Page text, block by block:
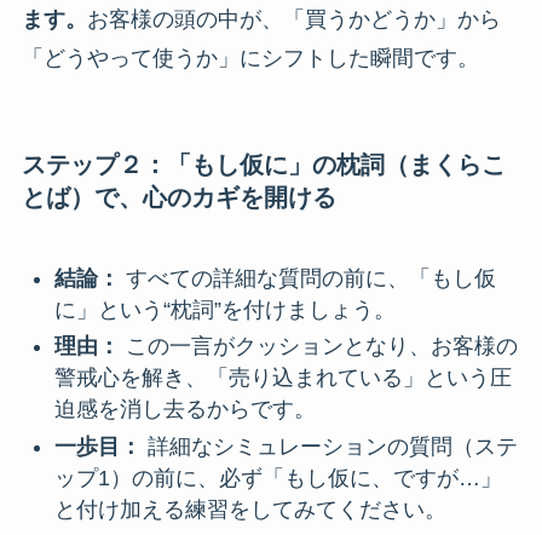
ます。 お客様の頭の中が、「買うかどうか」から
「どうやって使うか」にシフトした瞬間です。
ステップ２：「もし仮に」の枕詞（まくらこ
とば）で、心のカギを開ける
結論： すべての詳細な質問の前に、「もし仮
に」という“枕詞”を付けましょう。
理由：
この一言がクッションとなり、お客様の
警戒心を解き、「売り込まれている」という圧
迫感を消し去るからです。
一歩目： 詳細なシミュレーションの質問（ステ
ップ1）の前に、必ず「もし仮に、ですが…」
と付け加える練習をしてみてください。